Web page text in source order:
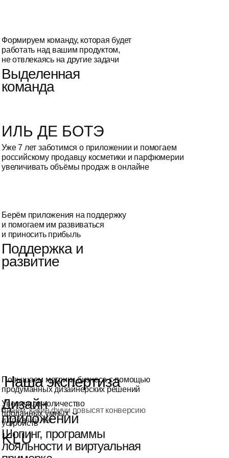
ИЛЬ ДЕ БОТЭ
Уже 7 лет заботимся о приложении и помогаем
российскому продавцу косметики и парфюмерии
увеличивать объёмы продаж в онлайне
Увеличили количество
проданных умных
устройств
KLU
Формируем команду, которая будет
работать над вашим продуктом,
не отвлекаясь на другие задачи
Выделенная
команда
Берём приложения на поддержку
и помогаем им развиваться
и приносить прибыль
Поддержка и
развитие
Повышаем метрики бизнеса с помощью
продуманных дизайнерских решений
Дизайн
приложений
Наша экспертиза
Знаем, какие фичи повысят конверсию
и средний чек
Шопинг, программы
лояльности и виртуальная